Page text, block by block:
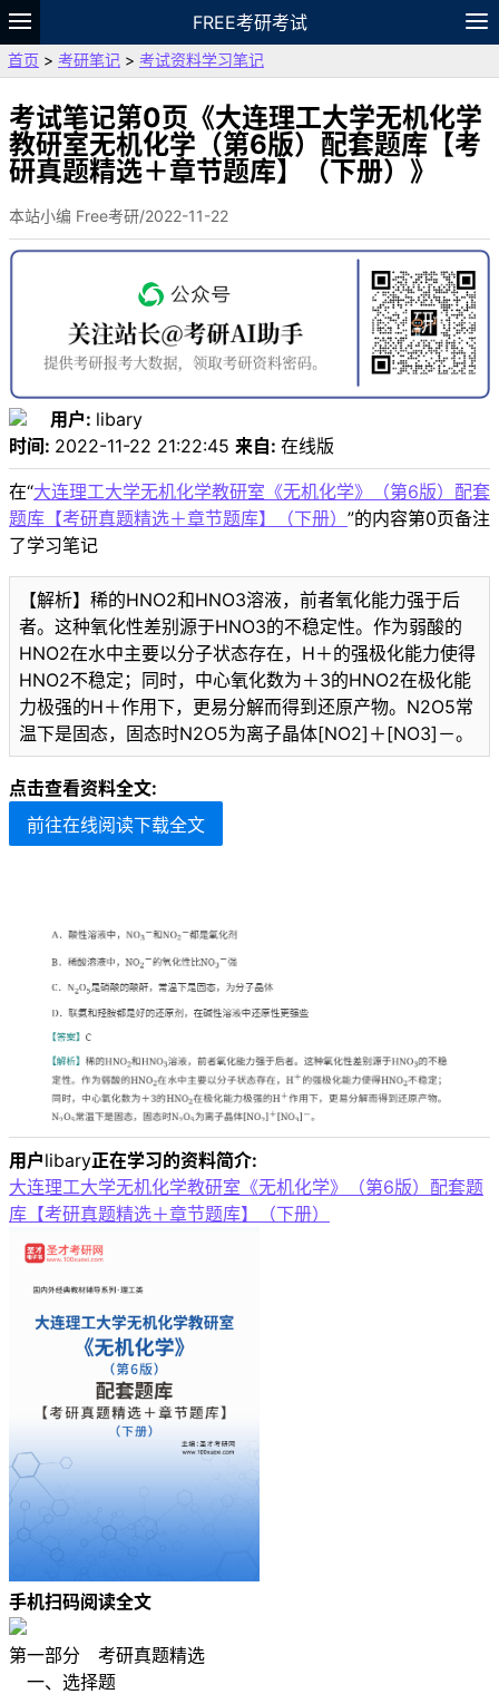
FREE考研考试
题库
故事 专题 APP
VIP
资料
首页 > 考研笔记 > 考试资料学习笔记
考试笔记第0页《大连理工大学无机化学
教研室无机化学（第6版）配套题库【考
研真题精选＋章节题库】（下册）》
本站小编 Free考研/2022-11-22
用户: libary
时间: 2022-11-22 21:22:45 来自: 在线版
在“大连理工大学无机化学教研室《无机化学》（第6版）配套
题库【考研真题精选＋章节题库】（下册） ”的内容第0页备注
了学习笔记
【解析】稀的HNO2和HNO3溶液，前者氧化能力强于后
者。这种氧化性差别源于HNO3的不稳定性。作为弱酸的
HNO2在水中主要以分子状态存在，H＋的强极化能力使得
HNO2不稳定；同时，中心氧化数为＋3的HNO2在极化能
力极强的H＋作用下，更易分解而得到还原产物。N2O5常
温下是固态，固态时N2O5为离子晶体[NO2]＋[NO3]－。
点击查看资料全文:
前往在线阅读下载全文
用户libary正在学习的资料简介:
大连理工大学无机化学教研室《无机化学》（第6版）配套题
库【考研真题精选＋章节题库】（下册）
手机扫码阅读全文
第一部分 考研真题精选
一、选择题